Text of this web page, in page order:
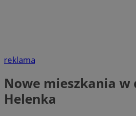
reklama
Nowe mieszkania w
Helenka